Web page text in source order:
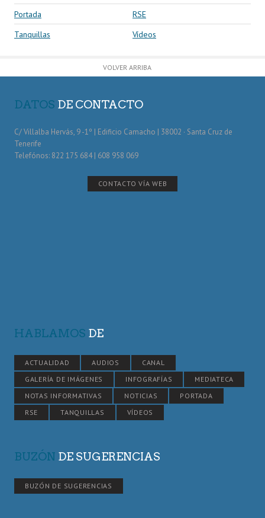
Portada
RSE
Tanquillas
Vídeos
VOLVER ARRIBA
DATOS DE CONTACTO
C/ Villalba Hervás, 9 -1º | Edificio Camacho | 38002 · Santa Cruz de
Tenerife
Telefónos: 822 175 684 | 608 958 069
CONTACTO VÍA WEB
HABLAMOS DE
ACTUALIDAD AUDIOS
CANAL
GALERÍA DE IMÁGENES
INFOGRAFÍAS
MEDIATECA
NOTAS INFORMATIVAS
NOTICIAS
PORTADA
RSE
TANQUILLAS VÍDEOS
BUZÓN DE SUGERENCIAS
BUZÓN DE SUGERENCIAS